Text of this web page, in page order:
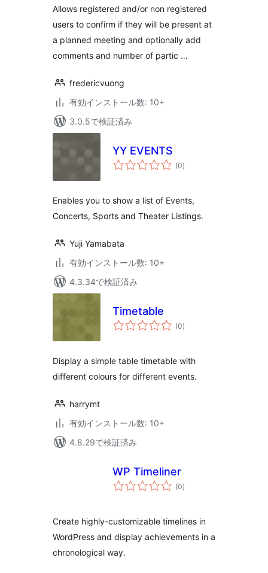
価
Allows registered and/or non registered
users to confirm if they will be present at
a planned meeting and optionally add
comments and number of partic …
fredericvuong
有効インストール数: 10+
3.0.5で検証済み
YY EVENTS
(0個
の)
Enables you to show a list of Events,
Concerts, Sports and Theater Listings.
Yuji Yamabata
有効インストール数: 10+
4.3.34で検証済み
Timetable
(0個
の)
Display a simple table timetable with
different colours for different events.
harrymt
有効インストール数: 10+
4.8.29で検証済み
WP Timeliner
(0個
の)
Create highly-customizable timelines in
WordPress and display achievements in a
chronological way.